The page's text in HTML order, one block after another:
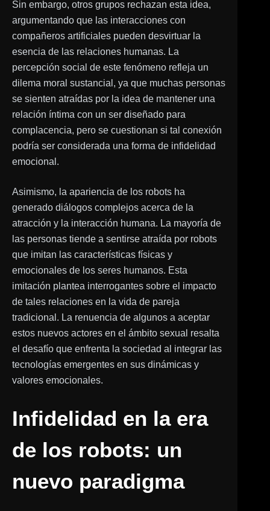
Sin embargo, otros grupos rechazan esta idea,
argumentando que las interacciones con
compañeros artificiales pueden desvirtuar la
esencia de las relaciones humanas. La
percepción social de este fenómeno refleja un
dilema moral sustancial, ya que muchas personas
se sienten atraídas por la idea de mantener una
relación íntima con un ser diseñado para
complacencia, pero se cuestionan si tal conexión
podría ser considerada una forma de infidelidad
emocional.
Asimismo, la apariencia de los robots ha
generado diálogos complejos acerca de la
atracción y la interacción humana. La mayoría de
las personas tiende a sentirse atraída por robots
que imitan las características físicas y
emocionales de los seres humanos. Esta
imitación plantea interrogantes sobre el impacto
de tales relaciones en la vida de pareja
tradicional. La renuencia de algunos a aceptar
estos nuevos actores en el ámbito sexual resalta
el desafío que enfrenta la sociedad al integrar las
tecnologías emergentes en sus dinámicas y
valores emocionales.
Infidelidad en la era
de los robots: un
nuevo paradigma